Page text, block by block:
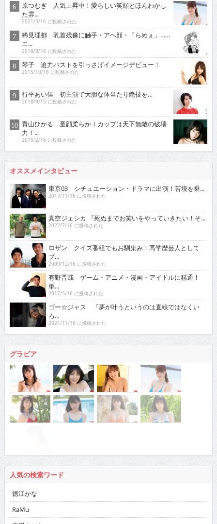
原つむぎ 人気上昇中！愛らしい笑顔とほんわかし
た雰...
2021/3/16 に投稿された
稀見理都 乳首残像に触手・アヘ顔・「らめぇ」……
エ...
2018/3/16 に投稿された
琴子 迫力バストを引っさげイメージデビュー！
2015/10/16 に投稿された
行平あい佳 初主演で大胆な体当たり艶技を…
2018/9/15 に投稿された
青山ひかる 童顔柔らかＩカップは天下無敵の破壊
力！...
2015/2/16 に投稿された
オススメインタビュー
東京03 シチュエーション・ドラマに出演！苦境を乗...
2017/11/16 に投稿された
真空ジェシカ 『死ぬまでお笑いをやっていきたい！そ...
2022/7/16 に投稿された
ロザン クイズ番組でもお馴染み！高学歴芸人として
ブ...
2009/12/16 に投稿された
有野晋哉 ゲーム・アニメ・漫画・アイドルに精通！
単...
2017/5/16 に投稿された
ゴー☆ジャス 『夢が叶うというのは直線ではなくい
ろ...
2021/11/16 に投稿された
グラビア
人気の検索ワード
徳江かな
RaMu